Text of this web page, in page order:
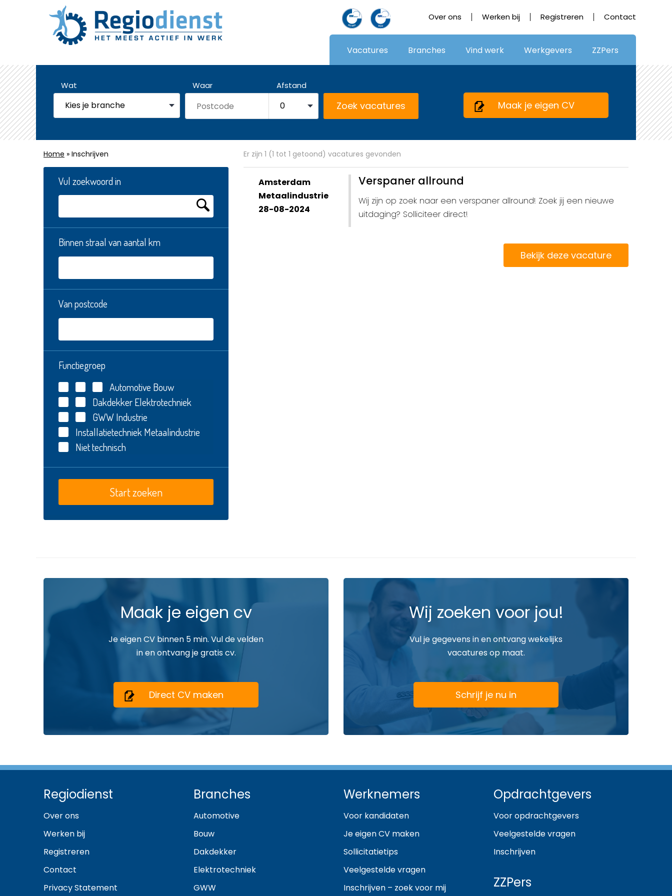
Over ons Werken bij Registreren Contact
Vacatures Branches Vind werk Werkgevers ZZPers
Wat Waar Afstand
Maak je eigen CV
Home » Inschrijven Er zijn 1 (1 tot 1 getoond) vacatures gevonden
Vul zoekwoord in
Binnen straal van aantal km
Van postcode
Functiegroep
Automotive Bouw
DakdekkerElektrotechniek
GWWIndustrie
Installatietechniek Metaalindustrie
Niet technisch
Amsterdam
Metaalindustrie
28-08-2024
Verspaner allround
Wij zijn op zoek naar een verspaner allround! Zoek jij een nieuwe
uitdaging? Solliciteer direct!
Bekijk deze vacature
Maak je eigen cv
Je eigen CV binnen 5 min. Vul de velden
in en ontvang je gratis cv.
Direct CV maken
Wij zoeken voor jou!
Vul je gegevens in en ontvang wekelijks
vacatures op maat.
Schrijf je nu in
Regiodienst
Over ons
Werken bij
Registreren
Contact
Privacy Statement
Branches
Automotive
Bouw
Dakdekker
Elektrotechniek
GWW
Werknemers
Voor kandidaten
Je eigen CV maken
Sollicitatietips
Veelgestelde vragen
Inschrijven – zoek voor mij
Opdrachtgevers
Voor opdrachtgevers
Veelgestelde vragen
Inschrijven
ZZPers